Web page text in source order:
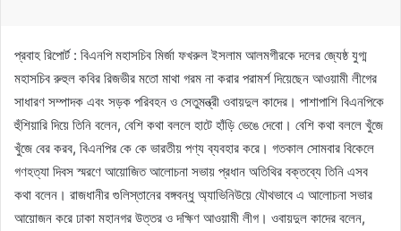
প্রবাহ রিপোর্ট : বিএনপি মহাসচিব মির্জা ফখরুল ইসলাম আলমগীরকে দলের জ্যেষ্ঠ যুগ্ম
মহাসচিব রুহুল কবির রিজভীর মতো মাথা গরম না করার পরামর্শ দিয়েছেন আওয়ামী লীগের
সাধারণ সম্পাদক এবং সড়ক পরিবহন ও সেতুমন্ত্রী ওবায়দুল কাদের। পাশাপাশি বিএনপিকে
হুঁশিয়ারি দিয়ে তিনি বলেন, বেশি কথা বললে হাটে হাঁড়ি ভেঙে দেবো। বেশি কথা বললে খুঁজে
খুঁজে বের করব, বিএনপির কে কে ভারতীয় পণ্য ব্যবহার করে। গতকাল সোমবার বিকেলে
গণহত্যা দিবস স্মরণে আয়োজিত আলোচনা সভায় প্রধান অতিথির বক্তব্যে তিনি এসব
কথা বলেন। রাজধানীর গুলিস্তানের বঙ্গবন্ধু অ্যাভিনিউয়ে যৌথভাবে এ আলোচনা সভার
আয়োজন করে ঢাকা মহানগর উত্তর ও দক্ষিণ আওয়ামী লীগ। ওবায়দুল কাদের বলেন,